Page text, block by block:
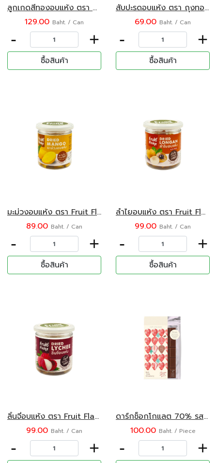
ลูกเกดสีทองอบแห้ง ตรา Mr.&Mrs. 200 กรัม
129.00 Baht. / Can
- +
ซื้อสินค้า
สับปะรดอบแห้ง ตรา ถุงทอง ขนาด 100 กรัม
69.00 Baht. / Can
- +
ซื้อสินค้า
มะม่วงอบแห้ง ตรา Fruit Flake ขนาด 150 กรัม
89.00 Baht. / Can
- +
ซื้อสินค้า
ลำไยอบแห้ง ตรา Fruit Flake ขนาด 120 กรัม
99.00 Baht. / Can
- +
ซื้อสินค้า
ลิ้นจี่อบแห้ง ตรา Fruit Flake ขนาด 100 กรัม
99.00 Baht. / Can
- +
ดาร์กช็อกโกแลต 70% รสตรอว์เบอร์รี่ บีนทูบาร์ 45 กรัม
100.00 Baht. / Piece
- +